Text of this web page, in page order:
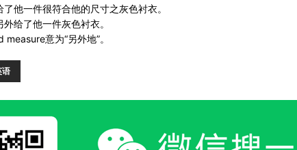
他一件很符合他的尺寸之灰色衬衣。
给了他一件灰色衬衣。
意为“另外地”。
语